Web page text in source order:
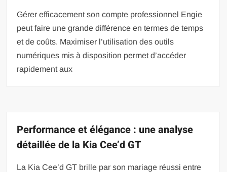
Gérer efficacement son compte professionnel Engie
peut faire une grande différence en termes de temps
et de coûts. Maximiser l’utilisation des outils
numériques mis à disposition permet d’accéder
rapidement aux
Performance et élégance : une analyse
détaillée de la Kia Cee’d GT
La Kia Cee’d GT brille par son mariage réussi entre